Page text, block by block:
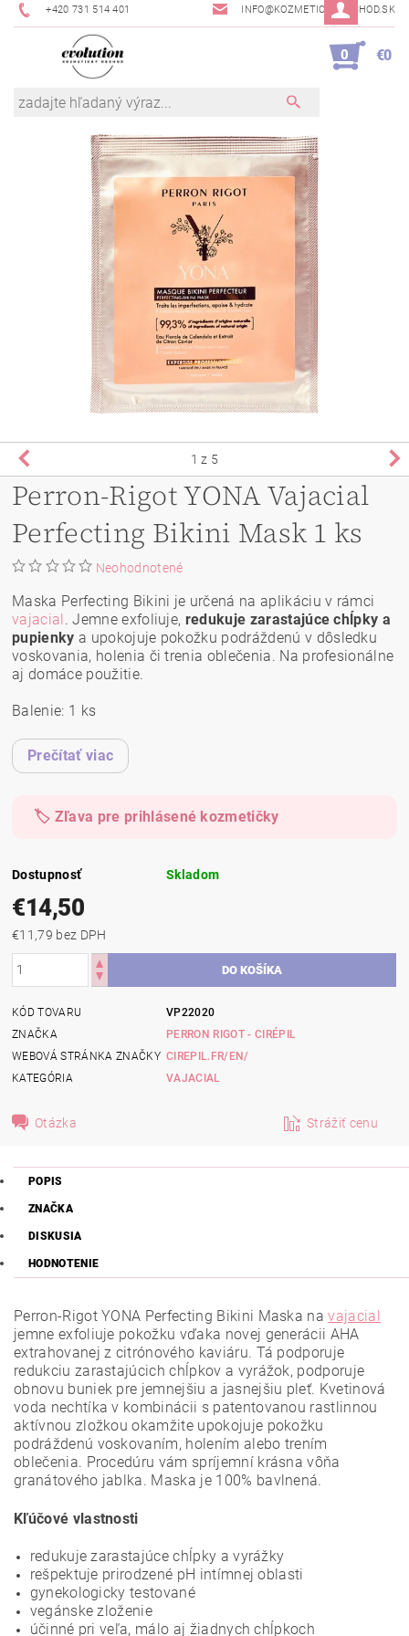
+420 731 514 401 INFO@KOZMETICKYOBCHOD.SK
0 €0
1 z 5
Perron-Rigot YONA Vajacial
Perfecting Bikini Mask 1 ks
Neohodnotené
Maska Perfecting Bikini je určená na aplikáciu v rámci
vajacial. Jemne exfoliuje, redukuje zarastajúce chĺpky a
pupienky a upokojuje pokožku podráždenú v dôsledku
voskovania, holenia či trenia oblečenia. Na profesionálne
aj domáce použitie.
Balenie: 1 ks
Prečítať viac
🏷️ Zľava pre prihlásené kozmetičky
Dostupnosť Skladom
€14,50
€11,79 bez DPH
KÓD TOVARU
VP22020
ZNAČKA
PERRON RIGOT - CIRÉPIL
WEBOVÁ STRÁNKA ZNAČKY CIREPIL.FR/EN/
KATEGÓRIA
VAJACIAL
Otázka Strážiť cenu
POPIS
ZNAČKA
DISKUSIA
HODNOTENIE
Perron-Rigot YONA Perfecting Bikini Maska navajacial
jemne exfoliuje pokožku vďaka novej generácii AHA
extrahovanej z citrónového kaviáru. Tá podporuje
redukciu zarastajúcich chĺpkov a vyrážok, podporuje
obnovu buniek pre jemnejšiu a jasnejšiu pleť. Kvetinová
voda nechtíka v kombinácii s patentovanou rastlinnou
aktívnou zložkou okamžite upokojuje pokožku
podráždenú voskovaním, holením alebo trením
oblečenia. Procedúru vám spríjemní krásna vôňa
granátového jablka. Maska je 100% bavlnená.
Kľúčové vlastnosti
redukuje zarastajúce chĺpky a vyrážky
rešpektuje prirodzené pH intímnej oblasti
gynekologicky testované
vegánske zloženie
účinné pri veľa, málo aj žiadnych chĺpkoch